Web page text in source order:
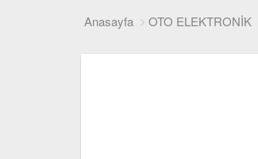
Anasayfa OTO ELEKTRONİK